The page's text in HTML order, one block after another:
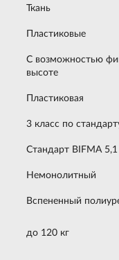
Ткань
Пластиковые
С возможностью
высоте
Пластиковая
3 класс по
Стандарт BIFMA
Немонолитный
Вспененный
до 120 кг